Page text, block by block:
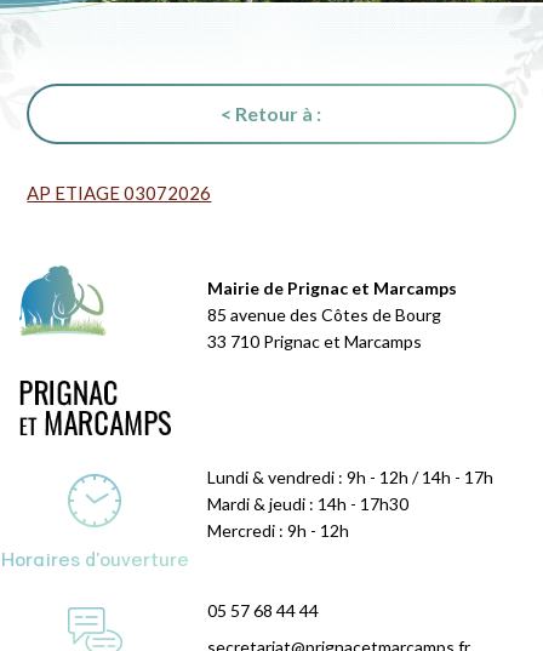
< Retour à :
AP ETIAGE 03072026
Mairie de Prignac et Marcamps
85 avenue des Côtes de Bourg
33 710 Prignac et Marcamps
Horaires d'ouverture
Lundi & vendredi : 9h - 12h / 14h - 17h
Mardi & jeudi : 14h - 17h30
Mercredi : 9h - 12h
05 57 68 44 44